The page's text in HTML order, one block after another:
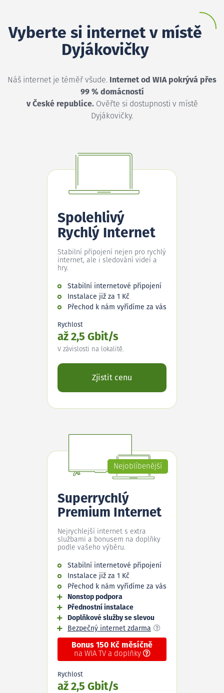
Vyberte si internet v místě
Dyjákovičky
Náš internet je téměř všude. Internet od WIA pokrývá přes
99 % domácností
v České republice.Ověřte si dostupnosti v místě
Dyjákovičky.
Spolehlivý
Rychlý Internet
Stabilní připojení nejen pro rychlý
internet, ale i sledování videí a
hry.
Stabilní internetové připojení
Instalace již za 1 Kč
Přechod k nám vyřídíme za vás
Rychlost
až 2,5 Gbit/s
V závislosti na lokalitě.
Zjistit cenu
Nejoblíbenější
Superrychlý
Premium Internet
Nejrychlejší internet s extra
službami a bonusem na doplňky
podle vašeho výběru.
Stabilní internetové připojení
Instalace již za 1 Kč
Přechod k nám vyřídíme za vás
Nonstop podpora
Přednostní instalace
Doplňkové služby se slevou
Bezpečný internet zdarma
Bonus 150 Kč měsíčně
na WIA TV a doplňky
Rychlost
až 2,5 Gbit/s